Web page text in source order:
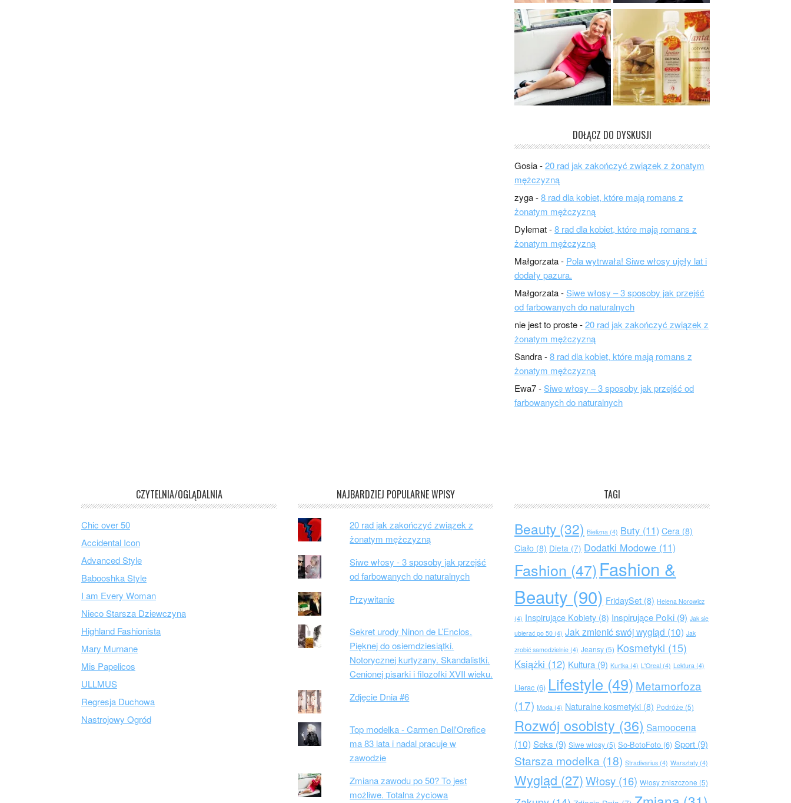
DOŁĄCZ DO DYSKUSJI
Gosia-20 rad jak zakończyć związek z żonatym
mężczyzną
zyga-8 rad dla kobiet, które mają romans z
żonatym mężczyzną
Dylemat-8 rad dla kobiet, które mają romans z
żonatym mężczyzną
Małgorzata- Pola wytrwała! Siwe włosy ujęły lat i
dodały pazura.
Małgorzata-Siwe włosy – 3 sposoby jak przejść
od farbowanych do naturalnych
nie jest to proste-20 rad jak zakończyć związek z
żonatym mężczyzną
Sandra-8 rad dla kobiet, które mają romans z
żonatym mężczyzną
Ewa7-Siwe włosy – 3 sposoby jak przejść od
farbowanych do naturalnych
CZYTELNIA/OGLĄDALNIA
Chic over 50
Accidental Icon
Advanced Style
Babooshka Style
I am Every Woman
Nieco Starsza Dziewczyna
Highland Fashionista
Mary Murnane
Mis Papelicos
ULLMUS
Regresja Duchowa
Nastrojowy Ogród
NAJBARDZIEJ POPULARNE WPISY
20 rad jak zakończyć związek z
żonatym mężczyzną
Siwe włosy - 3 sposoby jak przejść
od farbowanych do naturalnych
Przywitanie
Sekret urody Ninon de L’Enclos.
Pięknej do osiemdziesiątki.
Notorycznej kurtyzany. Skandalistki.
Cenionej pisarki i filozofki XVII wieku.
Zdjęcie Dnia #6
Top modelka - Carmen Dell'Orefice
ma 83 lata i nadal pracuje w
zawodzie
Zmiana zawodu po 50? To jest
możliwe. Totalna życiowa
TAGI
Beauty (32) Bielizna (4) Buty (11) Cera (8)
Ciało (8) Dieta (7) Dodatki Modowe (11)
Fashion (47)Fashion &
Beauty (90) FridaySet (8) Helena Norowicz
(4) Inspirujące Kobiety (8) Inspirujące Polki (9) Jak się
ubierać po 50 (4) Jak zmienić swój wygląd (10) Jak
zrobić samodzielnie (4) Jeansy (5) Kosmetyki (15)
Książki (12) Kultura (9) Kurtka (4) L'Oreal (4) Lektura (4)
Lierac (6) Lifestyle (49) Metamorfoza
(17) Moda (4) Naturalne kosmetyki (8) Podróże (5)
Rozwój osobisty (36) Samoocena
(10) Seks (9) Siwe włosy (5) So-BotoFoto (6) Sport (9)
Starsza modelka (18) Stradivarius (4) Warsztaty (4)
Wygląd (27)Włosy (16) Włosy zniszczone (5)